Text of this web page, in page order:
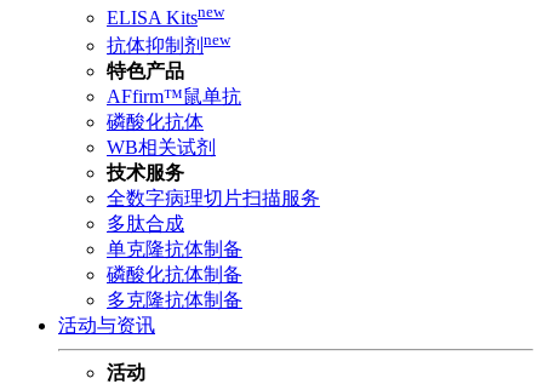
ELISA Kitsnew
抗体抑制剂 new
特色产品
AFfirm™鼠单抗
磷酸化抗体
WB相关试剂
技术服务
全数字病理切片扫描服务
多肽合成
单克隆抗体制备
磷酸化抗体制备
多克隆抗体制备
活动与资讯
活动